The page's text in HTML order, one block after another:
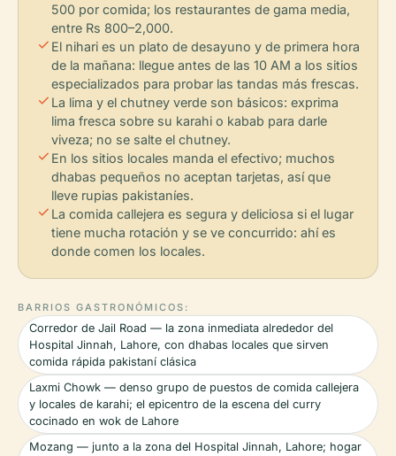
500 por comida; los restaurantes de gama media,
entre Rs 800–2,000.
check El nihari es un plato de desayuno y de primera hora
de la mañana: llegue antes de las 10 AM a los sitios
especializados para probar las tandas más frescas.
check La lima y el chutney verde son básicos: exprima
lima fresca sobre su karahi o kabab para darle
viveza; no se salte el chutney.
check En los sitios locales manda el efectivo; muchos
dhabas pequeños no aceptan tarjetas, así que
lleve rupias pakistaníes.
check La comida callejera es segura y deliciosa si el lugar
tiene mucha rotación y se ve concurrido: ahí es
donde comen los locales.
BARRIOS GASTRONÓMICOS:
Corredor de Jail Road — la zona inmediata alrededor del
Hospital Jinnah, Lahore, con dhabas locales que sirven
comida rápida pakistaní clásica
Laxmi Chowk — denso grupo de puestos de comida callejera
y locales de karahi; el epicentro de la escena del curry
cocinado en wok de Lahore
Mozang — junto a la zona del Hospital Jinnah, Lahore; hogar